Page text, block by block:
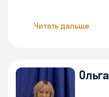
Читать дальше
Ольга